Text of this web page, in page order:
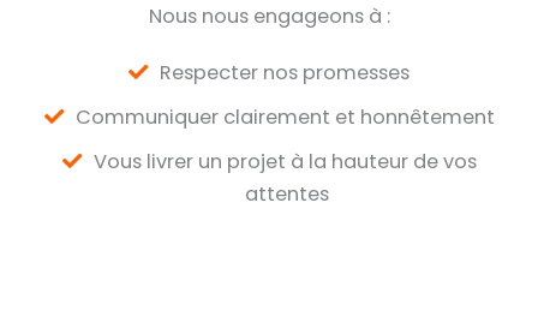
Nous nous engageons à :
Respecter nos promesses
Communiquer clairement et honnêtement
Vous livrer un projet à la hauteur de vos
attentes